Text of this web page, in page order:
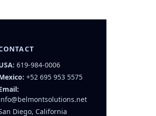
619-984-0006
+52 695 953 5575
Diego, California